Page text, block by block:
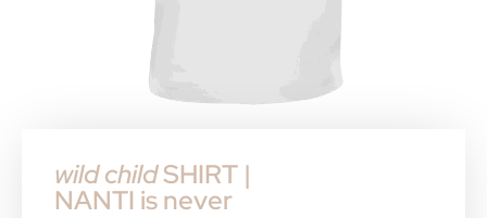
wild childSHIRT |
NANTI is never